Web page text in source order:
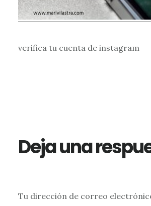
verifica tu cuenta de instagram
lectores
Deja una
Tu dirección de correo